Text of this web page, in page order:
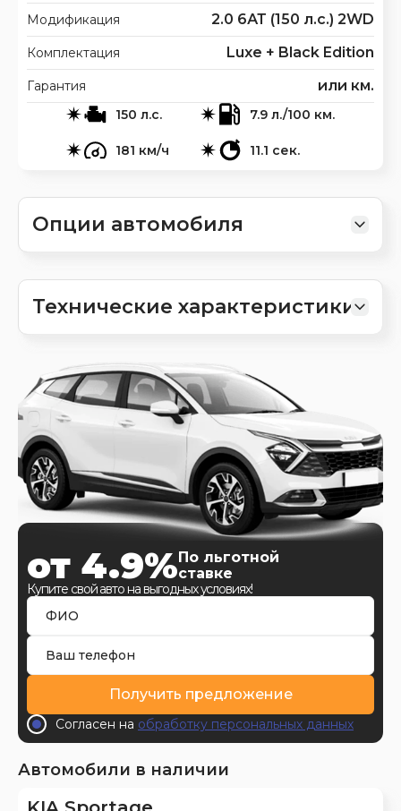
150 л.с. 7.9 л./100 км.
181 км/ч 11.1 сек.
Модификация 2.0 6АТ (150 л.с.) 2WD
Комплектация Luxe + Black Edition
Гарантия или км.
Опции автомобиля
Технические характеристики
от 4.9% По льготной
ставке
Купите свой авто на выгодных условиях!
Получить предложение
Согласен на обработку персональных данных
Автомобили в наличии